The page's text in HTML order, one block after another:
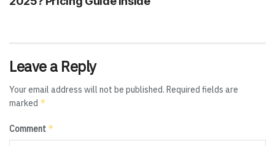
Leave a Reply
Your email address will not be published. Required fields are
marked *
Comment *